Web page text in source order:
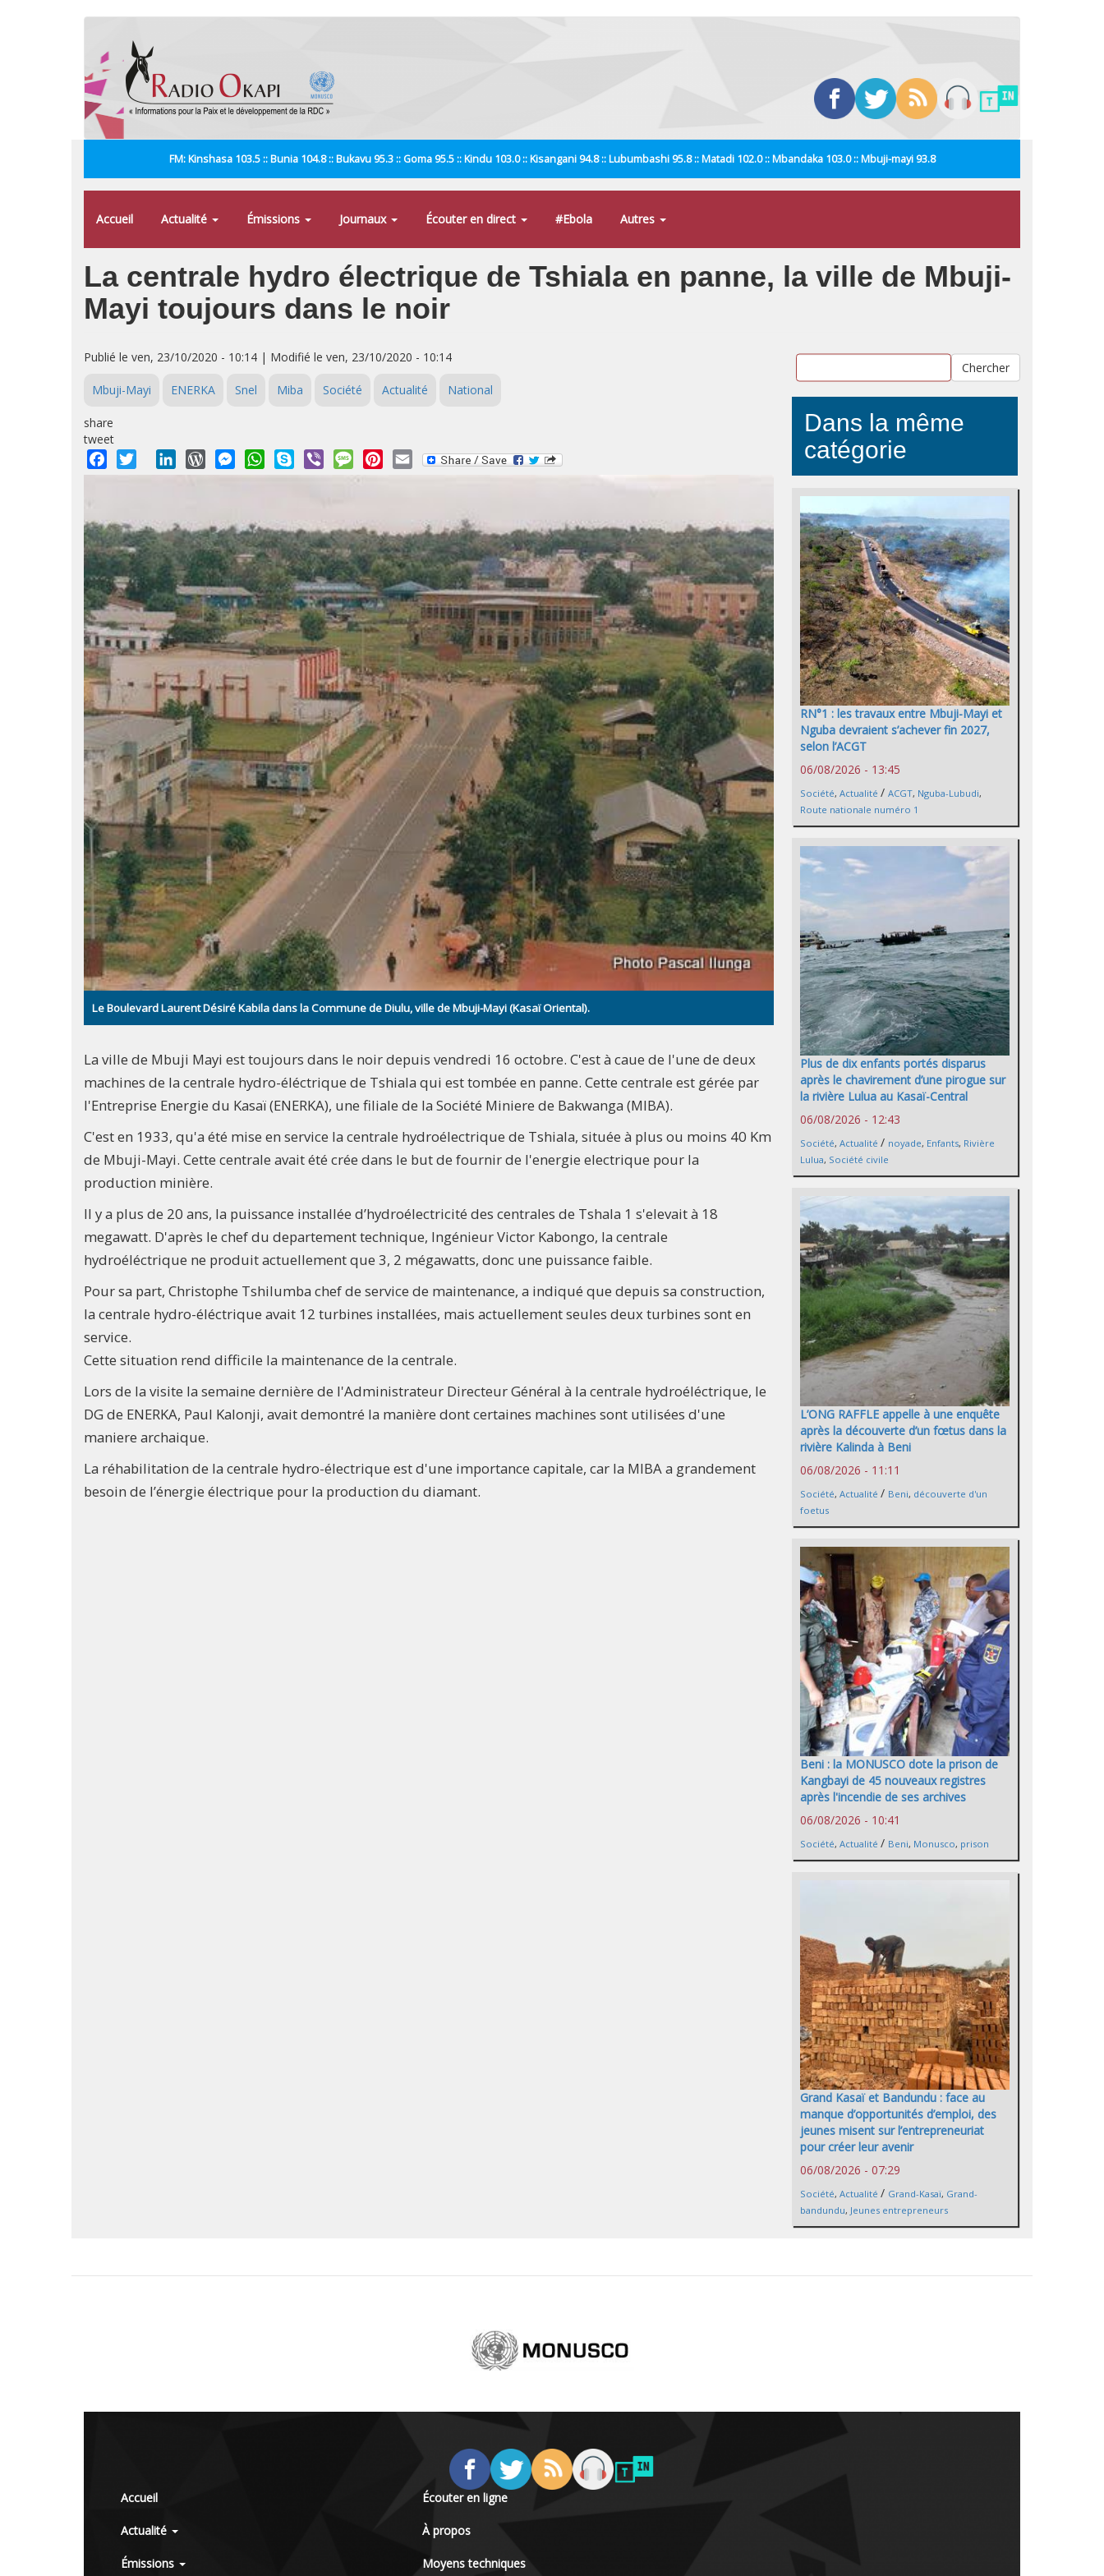
FM: Kinshasa 103.5 :: Bunia 104.8 :: Bukavu 95.3 :: Goma 95.5 :: Kindu 103.0 :: Kisangani 94.8 :: Lubumbashi 95.8 :: Matadi 102.0 :: Mbandaka 103.0 :: Mbuji-mayi 93.8
Accueil Actualité Émissions Journaux Écouter en direct #Ebola Autres
La centrale hydro électrique de Tshiala en panne, la ville de Mbuji-
Mayi toujours dans le noir
Publié le ven, 23/10/2020 - 10:14 | Modifié le ven, 23/10/2020 - 10:14
Mbuji-Mayi ENERKA Snel Miba Société Actualité National
share
tweet
Facebook
Twitter LinkedInWordPressMessengerWhatsApp
Skype Viber MessagePinterest
Email
Le Boulevard Laurent Désiré Kabila dans la Commune de Diulu, ville de Mbuji-Mayi (Kasaï Oriental).
La ville de Mbuji Mayi est toujours dans le noir depuis vendredi 16 octobre. C'est à caue de l'une de deux
machines de la centrale hydro-éléctrique de Tshiala qui est tombée en panne. Cette centrale est gérée par
l'Entreprise Energie du Kasaï (ENERKA), une filiale de la Société Miniere de Bakwanga (MIBA).
C'est en 1933, qu'a été mise en service la centrale hydroélectrique de Tshiala, située à plus ou moins 40 Km
de Mbuji-Mayi. Cette centrale avait été crée dans le but de fournir de l'energie electrique pour la
production minière.
Il y a plus de 20 ans, la puissance installée d’hydroélectricité des centrales de Tshala 1 s'elevait à 18
megawatt. D'après le chef du departement technique, Ingénieur Victor Kabongo, la centrale
hydroéléctrique ne produit actuellement que 3, 2 mégawatts, donc une puissance faible.
Pour sa part, Christophe Tshilumba chef de service de maintenance, a indiqué que depuis sa construction,
la centrale hydro-éléctrique avait 12 turbines installées, mais actuellement seules deux turbines sont en
service.
Cette situation rend difficile la maintenance de la centrale.
Lors de la visite la semaine dernière de l'Administrateur Directeur Général à la centrale hydroéléctrique, le
DG de ENERKA, Paul Kalonji, avait demontré la manière dont certaines machines sont utilisées d'une
maniere archaique.
La réhabilitation de la centrale hydro-électrique est d'une importance capitale, car la MIBA a grandement
besoin de l’énergie électrique pour la production du diamant.
Chercher
Dans la même
catégorie
RN°1 : les travaux entre Mbuji-Mayi et
Nguba devraient s’achever fin 2027,
selon l’ACGT
06/08/2026 - 13:45
Société, Actualité / ACGT, Nguba-Lubudi,
Route nationale numéro 1
Plus de dix enfants portés disparus
après le chavirement d’une pirogue sur
la rivière Lulua au Kasaï-Central
06/08/2026 - 12:43
Société, Actualité / noyade, Enfants, Rivière
Lulua, Société civile
L’ONG RAFFLE appelle à une enquête
après la découverte d’un fœtus dans la
rivière Kalinda à Beni
06/08/2026 - 11:11
Société, Actualité / Beni, découverte d'un
foetus
Beni : la MONUSCO dote la prison de
Kangbayi de 45 nouveaux registres
après l'incendie de ses archives
06/08/2026 - 10:41
Société, Actualité / Beni, Monusco, prison
Grand Kasaï et Bandundu : face au
manque d’opportunités d’emploi, des
jeunes misent sur l’entrepreneuriat
pour créer leur avenir
06/08/2026 - 07:29
Société, Actualité / Grand-Kasaï, Grand-
bandundu, Jeunes entrepreneurs
Accueil
Actualité
Émissions
Écouter en ligne
À propos
Moyens techniques